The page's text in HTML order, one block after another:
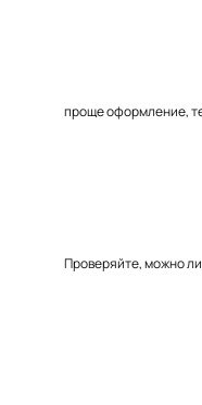
проще оформление,
Проверяйте, можно